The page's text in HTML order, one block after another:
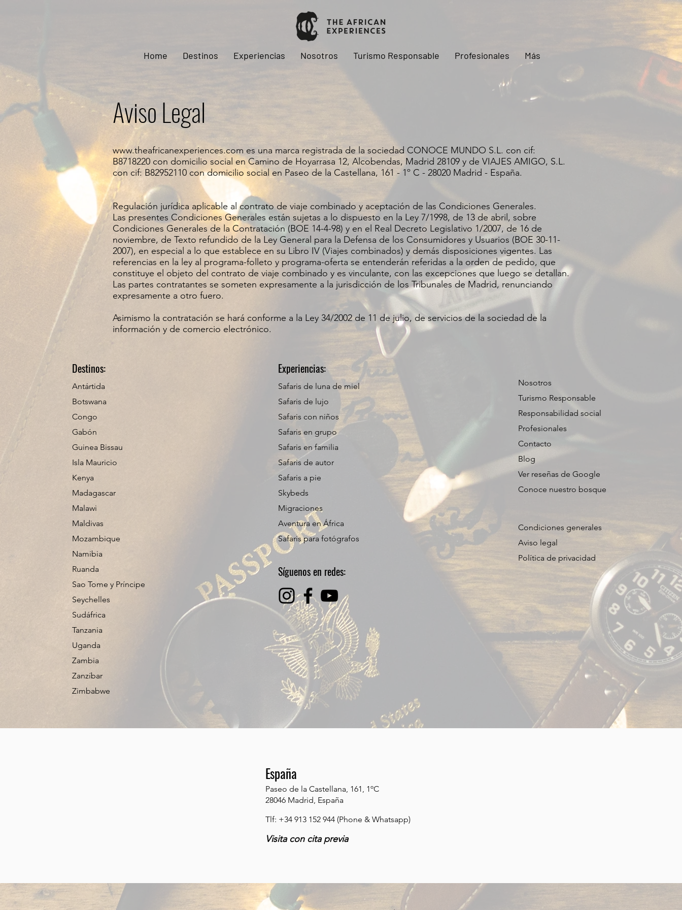
Home Destinos Experiencias Nosotros Turismo Responsable Profesionales Más
Aviso Legal
www.theafricanexperiences.com es una marca registrada de la sociedad CONOCE MUNDO S.L. con cif:
B8718220 con domicilio social en Camino de Hoyarrasa 12, Alcobendas, Madrid 28109 y de VIAJES AMIGO, S.L.
con cif: B82952110 con domicilio social en Paseo de la Castellana, 161 - 1º C - 28020 Madrid - España.
Regulación jurídica aplicable al contrato de viaje combinado y aceptación de las Condiciones Generales.
Las presentes Condiciones Generales están sujetas a lo dispuesto en la Ley 7/1998, de 13 de abril, sobre
Condiciones Generales de la Contratación (BOE 14-4-98) y en el Real Decreto Legislativo 1/2007, de 16 de
noviembre, de Texto refundido de la Ley General para la Defensa de los Consumidores y Usuarios (BOE 30-11-
2007), en especial a lo que establece en su Libro IV (Viajes combinados) y demás disposiciones vigentes. Las
referencias en la ley al programa-folleto y programa-oferta se entenderán referidas a la orden de pedido, que
constituye el objeto del contrato de viaje combinado y es vinculante, con las excepciones que luego se detallan.
Las partes contratantes se someten expresamente a la jurisdicción de los Tribunales de Madrid, renunciando
expresamente a otro fuero.
Asimismo la contratación se hará conforme a la Ley 34/2002 de 11 de julio, de servicios de la sociedad de la
información y de comercio electrónico.
Destinos:
Antártida
Botswana
Congo
Gabón
Guinea Bissau
Isla Mauricio
Kenya
Madagascar
Malawi
Maldivas
Mozambique
Namibia
Ruanda
Sao Tome y Príncipe
Seychelles
Sudáfrica
Tanzania
Uganda
Zambia
Zanzíbar
Zimbabwe
Experiencias:
Safaris de luna de miel
Safaris de lujo
Safaris con niños
Safaris en grupo
Safaris en familia
Safaris de autor
Safaris a pie
Skybeds
Migraciones
Aventura en África
Safaris para fotógrafos
Síguenos en redes:
Nosotros
Turismo Responsable
Responsabilidad social
Profesionales
Contacto
Blog
Ver reseñas de Google
Conoce nuestro bosque
Condiciones generales
Aviso legal
Política de privacidad
España
Paseo de la Castellana, 161, 1ºC
28046 Madrid, España
Tlf: +34 913 152 944 (Phone & Whatsapp)
Visita con cita previa